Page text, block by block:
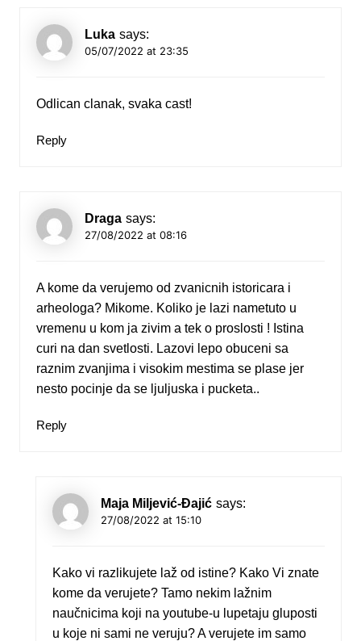
Luka says:
05/07/2022 at 23:35
Odlican clanak, svaka cast!
Reply
Draga says:
27/08/2022 at 08:16
A kome da verujemo od zvanicnih istoricara i
arheologa? Mikome. Koliko je lazi nametuto u
vremenu u kom ja zivim a tek o proslosti ! Istina
curi na dan svetlosti. Lazovi lepo obuceni sa
raznim zvanjima i visokim mestima se plase jer
nesto pocinje da se ljuljuska i pucketa..
Reply
Maja Miljević-Đajić says:
27/08/2022 at 15:10
Kako vi razlikujete laž od istine? Kako Vi znate
kome da verujete? Tamo nekim lažnim
naučnicima koji na youtube-u lupetaju gluposti
u koje ni sami ne veruju? A verujete im samo